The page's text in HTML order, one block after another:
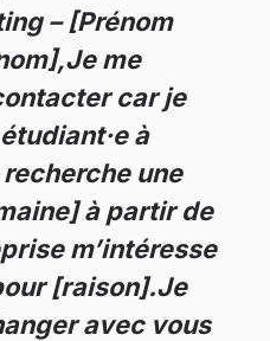
– [Prénom
me
car je
à
une
à partir de
m’intéresse
[raison].Je
avec vous